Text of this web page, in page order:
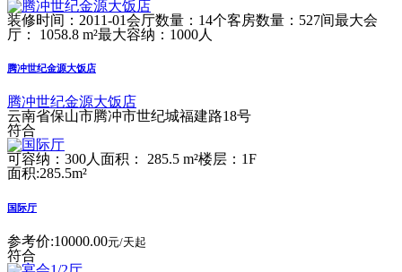
装修时间：2011-01会厅数量：14个客房数量：527间最大会
厅： 1058.8 m²最大容纳：1000人
腾冲世纪金源大饭店
腾冲世纪金源大饭店
云南省保山市腾冲市世纪城福建路18号
符合
可容纳：300人面积： 285.5 m²楼层：1F
面积:285.5m²
国际厅
参考价:10000.00元/天起
符合